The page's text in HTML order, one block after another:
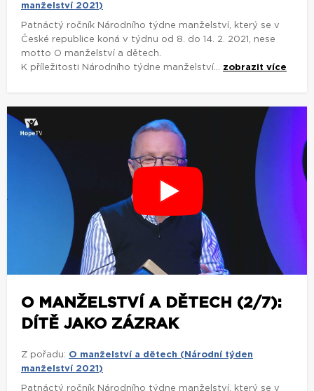
manželství 2021)
Patnáctý ročník Národního týdne manželství, který se v
České republice koná v týdnu od 8. do 14. 2. 2021, nese
motto O manželství a dětech.
K příležitosti Národního týdne manželství... zobrazit více
O MANŽELSTVÍ A DĚTECH (2/7):
DÍTĚ JAKO ZÁZRAK
Z pořadu: O manželství a dětech (Národní týden
manželství 2021)
Patnáctý ročník Národního týdne manželství, který se v